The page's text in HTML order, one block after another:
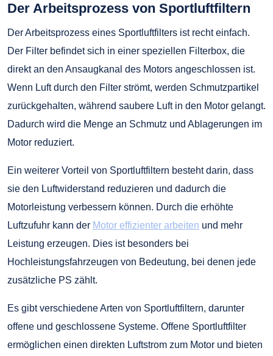
Der Arbeitsprozess von Sportluftfiltern
Der Arbeitsprozess eines Sportluftfilters ist recht einfach.
Der Filter befindet sich in einer speziellen Filterbox, die
direkt an den Ansaugkanal des Motors angeschlossen ist.
Wenn Luft durch den Filter strömt, werden Schmutzpartikel
zurückgehalten, während saubere Luft in den Motor gelangt.
Dadurch wird die Menge an Schmutz und Ablagerungen im
Motor reduziert.
Ein weiterer Vorteil von Sportluftfiltern besteht darin, dass
sie den Luftwiderstand reduzieren und dadurch die
Motorleistung verbessern können. Durch die erhöhte
Luftzufuhr kann der Motor effizienter arbeiten und mehr
Leistung erzeugen. Dies ist besonders bei
Hochleistungsfahrzeugen von Bedeutung, bei denen jede
zusätzliche PS zählt.
Es gibt verschiedene Arten von Sportluftfiltern, darunter
offene und geschlossene Systeme. Offene Sportluftfilter
ermöglichen einen direkten Luftstrom zum Motor und bieten